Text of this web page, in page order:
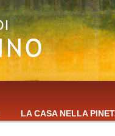
LA CASA NELLA